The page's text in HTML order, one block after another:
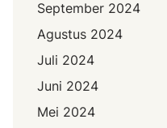
September 2024
Agustus 2024
Juli 2024
Juni 2024
Mei 2024